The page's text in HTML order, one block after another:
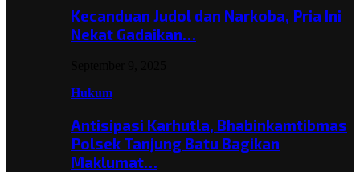
Kecanduan Judol dan Narkoba, Pria Ini
Nekat Gadaikan…
Hukum
Antisipasi Karhutla, Bhabinkamtibmas
Polsek Tanjung Batu Bagikan
Maklumat…